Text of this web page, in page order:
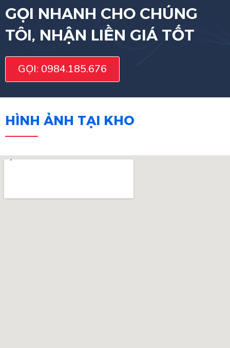
GỌI NHANH CHO CHÚNG
TÔI, NHẬN LIỀN GIÁ TỐT
GỌI: 0984.185.676
HÌNH ẢNH TẠI KHO